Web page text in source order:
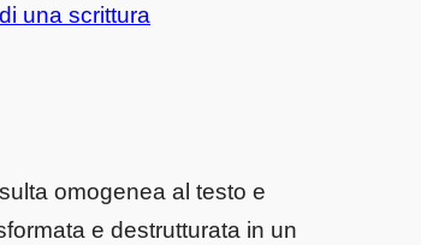
una scrittura
omogenea al testo e
e destrutturata in un